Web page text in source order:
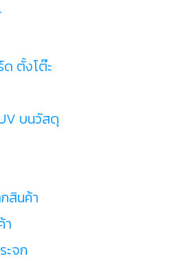
ตั้งโต๊ะ
บนวัสดุ
สินค้า
า
ะจก